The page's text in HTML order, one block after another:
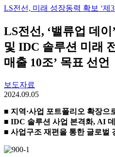
LS전선, 미래 성장동력 확보 ‘제
LS전선, ‘밸류업 데
및 IDC 솔루션 미래
매출 10조’ 목표 선언
보도자료
2024.09.05
■ 지역·사업 포트폴리오 확장으
■ IDC 솔루션 사업 본격화, AI
■ 사업구조 재편을 통한 글로벌